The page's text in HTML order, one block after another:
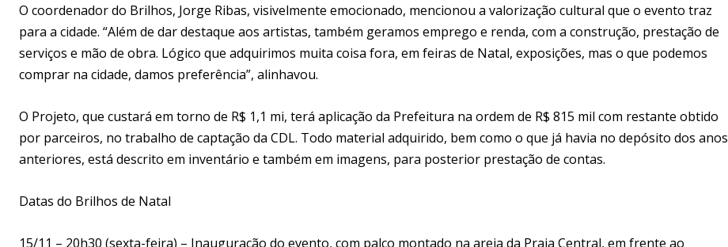
O coordenador do Brilhos, Jorge Ribas, visivelmente emocionado, mencionou a valorização cultural que o evento traz
para a cidade. “Além de dar destaque aos artistas, também geramos emprego e renda, com a construção, prestação de
serviços e mão de obra. Lógico que adquirimos muita coisa fora, em feiras de Natal, exposições, mas o que podemos
comprar na cidade, damos preferência”, alinhavou.
O Projeto, que custará em torno de R$ 1,1 mi, terá aplicação da Prefeitura na ordem de R$ 815 mil com restante obtido
por parceiros, no trabalho de captação da CDL. Todo material adquirido, bem como o que já havia no depósito dos anos
anteriores, está descrito em inventário e também em imagens, para posterior prestação de contas.
Datas do Brilhos de Natal
15/11 – 20h30 (sexta-feira) – Inauguração do evento, com palco montado na areia da Praia Central, em frente ao